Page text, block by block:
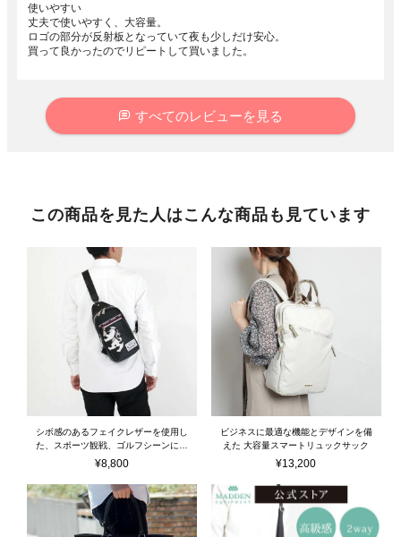
使いやすい
丈夫で使いやすく、大容量。
ロゴの部分が反射板となっていて夜も少しだけ安心。
買って良かったのでリピートして買いました。
すべてのレビューを見る
この商品を見た人はこんな商品も見ています
シボ感のあるフェイクレザーを使用し
た、スポーツ観戦、ゴルフシーンにも
使えるボディバッグ
¥8,800
ビジネスに最適な機能とデザインを備
えた 大容量スマートリュックサック
¥13,200